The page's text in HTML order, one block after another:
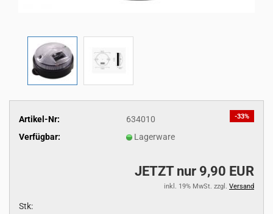
-33%
Artikel-Nr:
634010
Verfügbar:
Lagerware
JETZT nur 9,90 EUR
inkl. 19% MwSt. zzgl. Versand
Stk: